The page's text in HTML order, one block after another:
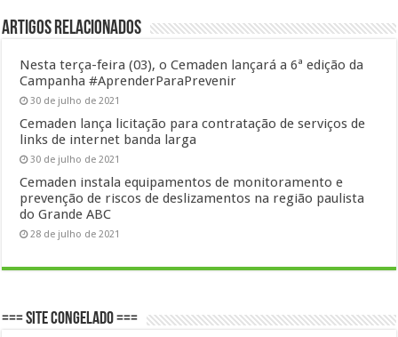
Artigos Relacionados
Nesta terça-feira (03), o Cemaden lançará a 6ª edição da
Campanha #AprenderParaPrevenir
30 de julho de 2021
Cemaden lança licitação para contratação de serviços de
links de internet banda larga
30 de julho de 2021
Cemaden instala equipamentos de monitoramento e
prevenção de riscos de deslizamentos na região paulista
do Grande ABC
28 de julho de 2021
=== SITE CONGELADO ===